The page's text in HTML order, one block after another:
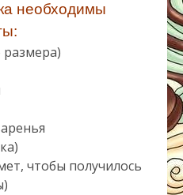
необходимы
чтобы получилось